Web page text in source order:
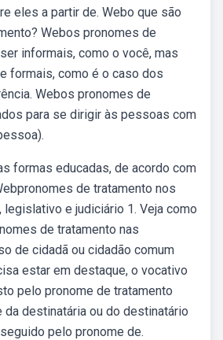
eles a partir de. Webo que são
Webos pronomes de
informais, como o você, mas
formais, como é o caso dos
Webos pronomes de
para se dirigir às pessoas com
formas educadas, de acordo com
de tratamento nos
e judiciário 1. Veja como
de tratamento nas
de cidadã ou cidadão comum
estar em destaque, o vocativo
pelo pronome de tratamento
da destinatária ou do destinatário
pelo pronome de.